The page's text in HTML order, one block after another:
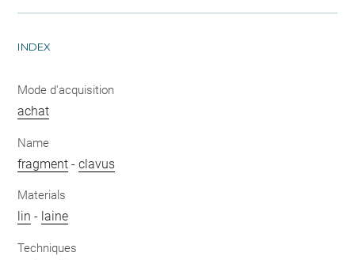
INDEX
Mode d'acquisition
achat
Name
fragment -clavus
Materials
lin - laine
Techniques